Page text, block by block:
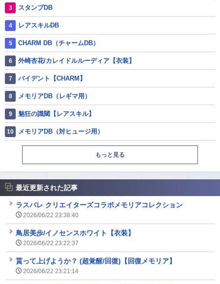
スタンプDB
レアスキルDB
CHARM DB（チャームDB）
外崎杏花/カレイドルルーディア【衣装】
バイデント【CHARM】
メモリアDB（レギマ用）
魅狂の識閾【レアスキル】
メモリアDB（対ヒュージ用）
もっと見る
最近更新された記事
ラスバレ クリエイターズコラボメモリアコレクション
2026/06/22 23:38:40
鳥居美歩/イノセンスホワイト【衣装】
2026/06/22 23:22:37
貰って上げようか？ (超覚醒/回復)【回復メモリア】
2026/06/22 23:21:14